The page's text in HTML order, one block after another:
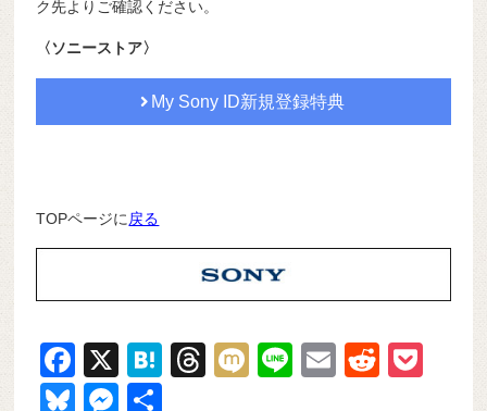
ク先よりご確認ください。
〈ソニーストア〉
My Sony ID新規登録特典
TOPページに 戻る
F
a
X
H
T
M
Li
E
R
Bl
M